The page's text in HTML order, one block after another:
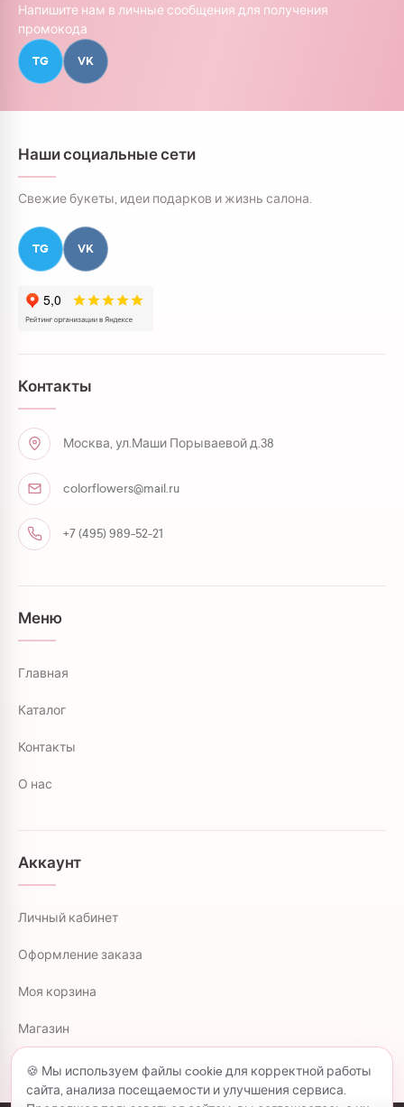
Напишите нам в личные сообщения для получения
промокода
TG VK
Наши социальные сети
Свежие букеты, идеи подарков и жизнь салона.
TG VK
Контакты
Москва, ул.Маши Порываевой д.38
colorflowers@mail.ru
+7 (495) 989-52-21
Меню
Главная
Каталог
Контакты
О нас
Аккаунт
Личный кабинет
Оформление заказа
Моя корзина
Магазин
🍪 Мы используем файлы cookie для корректной работы
сайта, анализа посещаемости и улучшения сервиса.